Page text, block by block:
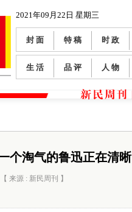
2021年09月22日 星期三
封 面 特 稿 时 政
生 活 品 评 人 物
个淘气的鲁迅正在清晰
来源 : 新民周刊 】